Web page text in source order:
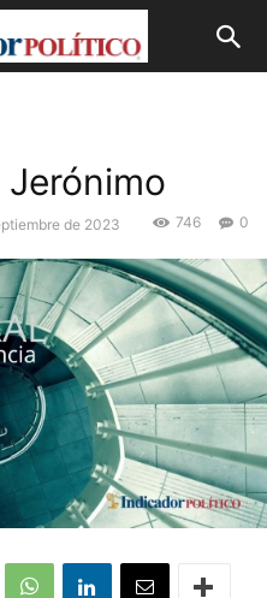
Jerónimo
de 2023 0
746